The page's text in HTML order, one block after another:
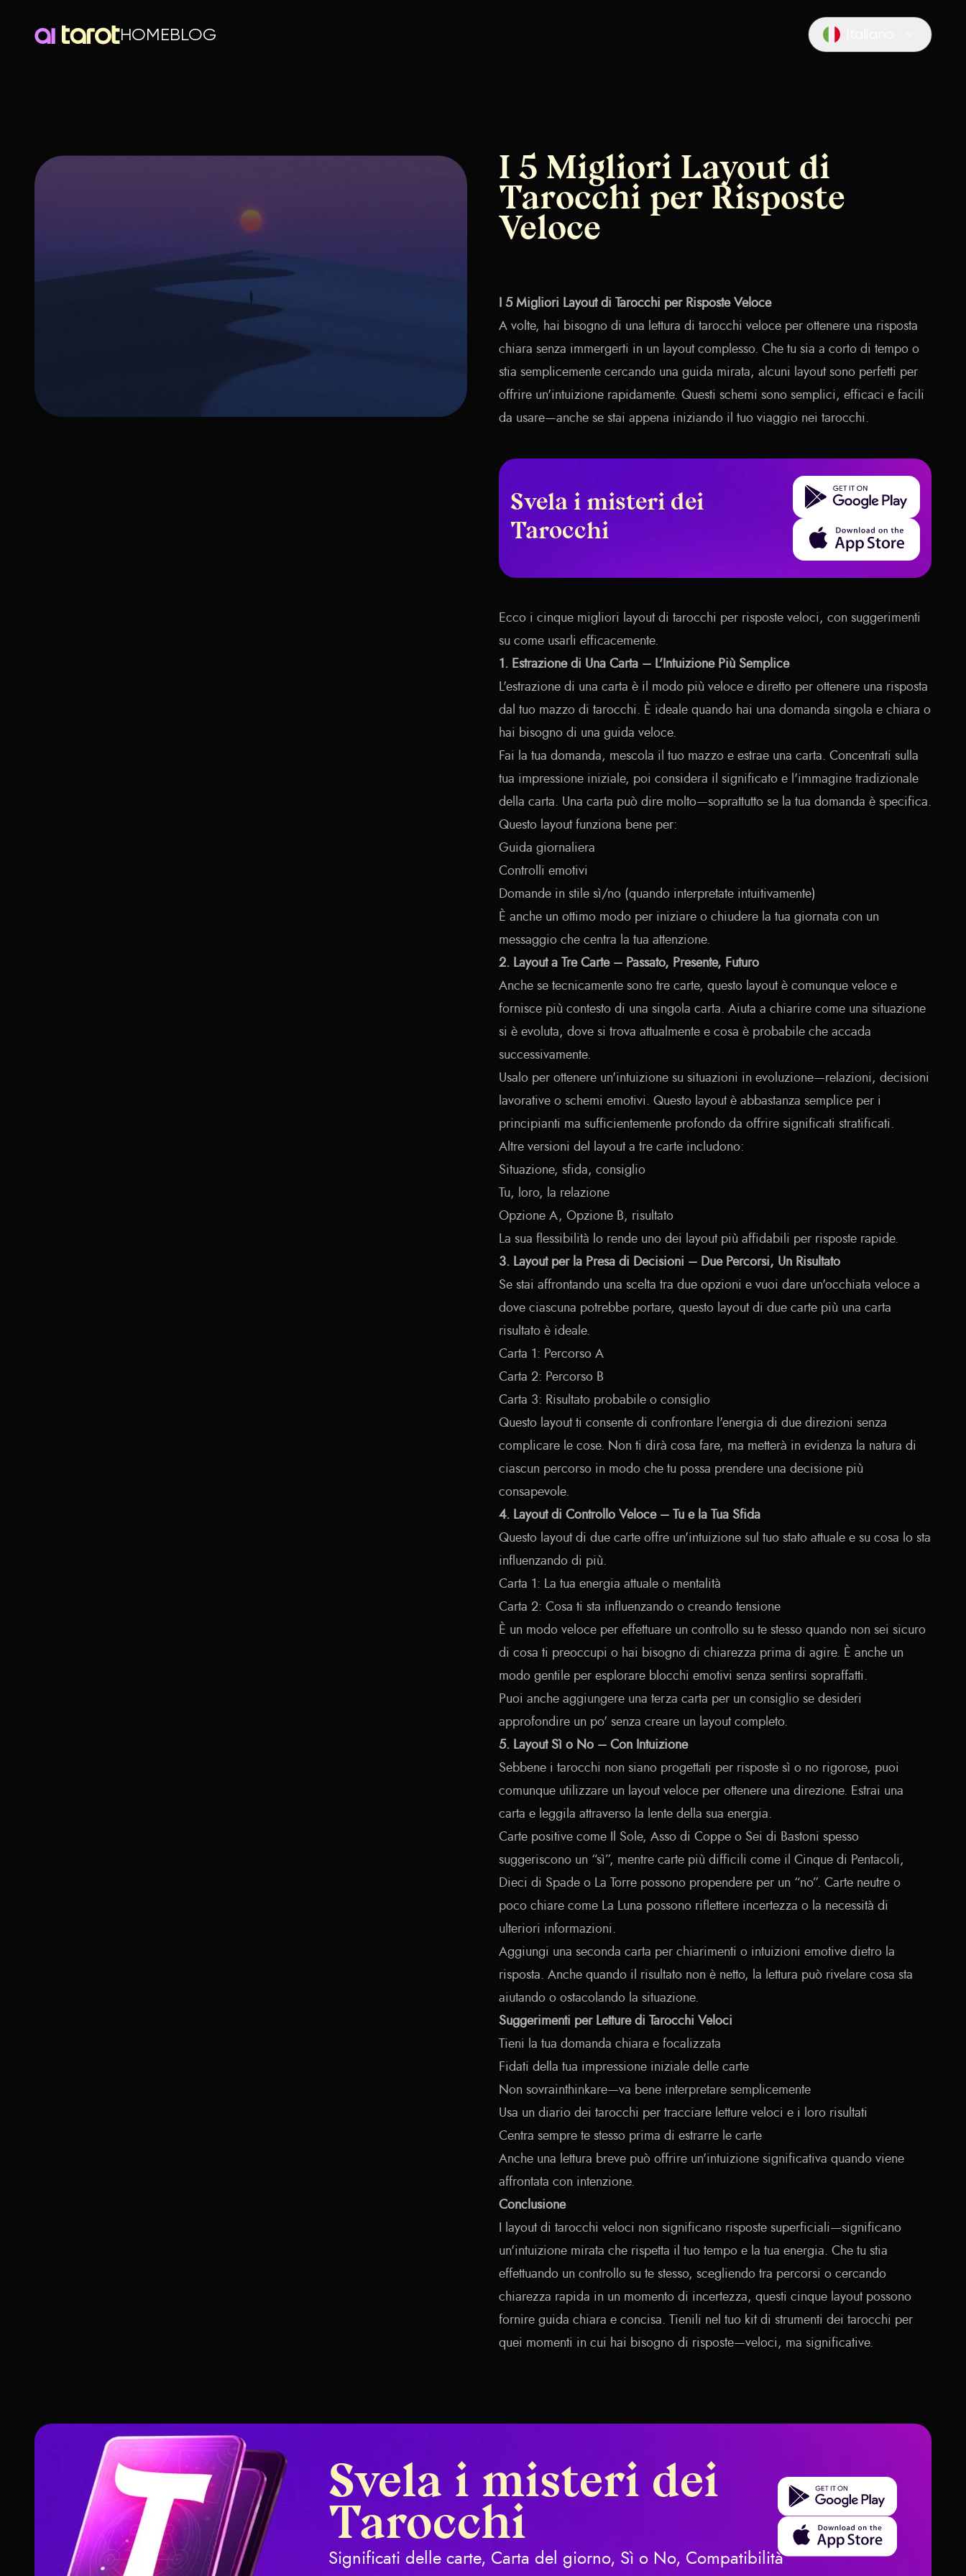
HOMEBLOG Locale switcher
I 5 Migliori Layout di
Tarocchi per Risposte
Veloce
I 5 Migliori Layout di Tarocchi per Risposte Veloce
A volte, hai bisogno di una lettura di tarocchi veloce per ottenere una risposta
chiara senza immergerti in un layout complesso. Che tu sia a corto di tempo o
stia semplicemente cercando una guida mirata, alcuni layout sono perfetti per
offrire un'intuizione rapidamente. Questi schemi sono semplici, efficaci e facili
da usare—anche se stai appena iniziando il tuo viaggio nei tarocchi.
Svela i misteri dei
Tarocchi
Get it on Google Play
Download on the App Store
Ecco i cinque migliori layout di tarocchi per risposte veloci, con suggerimenti
su come usarli efficacemente.
1. Estrazione di Una Carta – L'Intuizione Più Semplice
L'estrazione di una carta è il modo più veloce e diretto per ottenere una risposta
dal tuo mazzo di tarocchi. È ideale quando hai una domanda singola e chiara o
hai bisogno di una guida veloce.
Fai la tua domanda, mescola il tuo mazzo e estrae una carta. Concentrati sulla
tua impressione iniziale, poi considera il significato e l'immagine tradizionale
della carta. Una carta può dire molto—soprattutto se la tua domanda è specifica.
Questo layout funziona bene per:
Guida giornaliera
Controlli emotivi
Domande in stile sì/no (quando interpretate intuitivamente)
È anche un ottimo modo per iniziare o chiudere la tua giornata con un
messaggio che centra la tua attenzione.
2. Layout a Tre Carte – Passato, Presente, Futuro
Anche se tecnicamente sono tre carte, questo layout è comunque veloce e
fornisce più contesto di una singola carta. Aiuta a chiarire come una situazione
si è evoluta, dove si trova attualmente e cosa è probabile che accada
successivamente.
Usalo per ottenere un'intuizione su situazioni in evoluzione—relazioni, decisioni
lavorative o schemi emotivi. Questo layout è abbastanza semplice per i
principianti ma sufficientemente profondo da offrire significati stratificati.
Altre versioni del layout a tre carte includono:
Situazione, sfida, consiglio
Tu, loro, la relazione
Opzione A, Opzione B, risultato
La sua flessibilità lo rende uno dei layout più affidabili per risposte rapide.
3. Layout per la Presa di Decisioni – Due Percorsi, Un Risultato
Se stai affrontando una scelta tra due opzioni e vuoi dare un'occhiata veloce a
dove ciascuna potrebbe portare, questo layout di due carte più una carta
risultato è ideale.
Carta 1: Percorso A
Carta 2: Percorso B
Carta 3: Risultato probabile o consiglio
Questo layout ti consente di confrontare l'energia di due direzioni senza
complicare le cose. Non ti dirà cosa fare, ma metterà in evidenza la natura di
ciascun percorso in modo che tu possa prendere una decisione più
consapevole.
4. Layout di Controllo Veloce – Tu e la Tua Sfida
Questo layout di due carte offre un'intuizione sul tuo stato attuale e su cosa lo sta
influenzando di più.
Carta 1: La tua energia attuale o mentalità
Carta 2: Cosa ti sta influenzando o creando tensione
È un modo veloce per effettuare un controllo su te stesso quando non sei sicuro
di cosa ti preoccupi o hai bisogno di chiarezza prima di agire. È anche un
modo gentile per esplorare blocchi emotivi senza sentirsi sopraffatti.
Puoi anche aggiungere una terza carta per un consiglio se desideri
approfondire un po' senza creare un layout completo.
5. Layout Sì o No – Con Intuizione
Sebbene i tarocchi non siano progettati per risposte sì o no rigorose, puoi
comunque utilizzare un layout veloce per ottenere una direzione. Estrai una
carta e leggila attraverso la lente della sua energia.
Carte positive come Il Sole, Asso di Coppe o Sei di Bastoni spesso
suggeriscono un “sì”, mentre carte più difficili come il Cinque di Pentacoli,
Dieci di Spade o La Torre possono propendere per un “no”. Carte neutre o
poco chiare come La Luna possono riflettere incertezza o la necessità di
ulteriori informazioni.
Aggiungi una seconda carta per chiarimenti o intuizioni emotive dietro la
risposta. Anche quando il risultato non è netto, la lettura può rivelare cosa sta
aiutando o ostacolando la situazione.
Suggerimenti per Letture di Tarocchi Veloci
Tieni la tua domanda chiara e focalizzata
Fidati della tua impressione iniziale delle carte
Non sovrainthinkare—va bene interpretare semplicemente
Usa un diario dei tarocchi per tracciare letture veloci e i loro risultati
Centra sempre te stesso prima di estrarre le carte
Anche una lettura breve può offrire un'intuizione significativa quando viene
affrontata con intenzione.
Conclusione
I layout di tarocchi veloci non significano risposte superficiali—significano
un'intuizione mirata che rispetta il tuo tempo e la tua energia. Che tu stia
effettuando un controllo su te stesso, scegliendo tra percorsi o cercando
chiarezza rapida in un momento di incertezza, questi cinque layout possono
fornire guida chiara e concisa. Tienili nel tuo kit di strumenti dei tarocchi per
quei momenti in cui hai bisogno di risposte—veloci, ma significative.
Svela i misteri dei
Tarocchi
Significati delle carte, Carta del giorno, Sì o No, Compatibilità
Get it on Google Play
Download on the App Store